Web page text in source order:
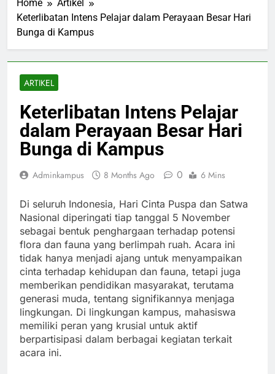
Home
Artikel
Keterlibatan Intens Pelajar dalam Perayaan Besar Hari
Bunga di Kampus
ARTIKEL
Keterlibatan Intens Pelajar
dalam Perayaan Besar Hari
Bunga di Kampus
Adminkampus 8 Months Ago 0 6 Mins
Di seluruh Indonesia, Hari Cinta Puspa dan Satwa
Nasional diperingati tiap tanggal 5 November
sebagai bentuk penghargaan terhadap potensi
flora dan fauna yang berlimpah ruah. Acara ini
tidak hanya menjadi ajang untuk menyampaikan
cinta terhadap kehidupan dan fauna, tetapi juga
memberikan pendidikan masyarakat, terutama
generasi muda, tentang signifikannya menjaga
lingkungan. Di lingkungan kampus, mahasiswa
memiliki peran yang krusial untuk aktif
berpartisipasi dalam berbagai kegiatan terkait
acara ini.